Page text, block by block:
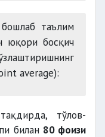
таълим
юқори босқич
average):
тўлов-
билан 80 фоизи